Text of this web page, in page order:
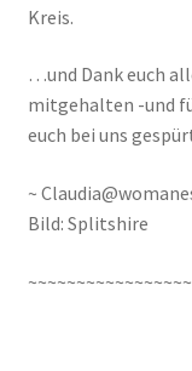
Kreis.
…und Dank euch
mitgehalten -und
euch bei uns
~
Bild: Splitshire